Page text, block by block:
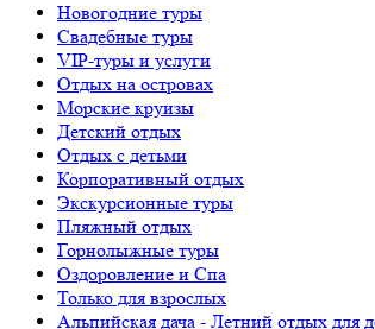
Новогодние туры
Свадебные туры
VIP-туры и услуги
Отдых на островах
Морские круизы
Детский отдых
Отдых с детьми
Корпоративный отдых
Экскурсионные туры
Пляжный отдых
Горнолыжные туры
Оздоровление и Спа
Только для взрослых
Альпийская дача - Летний отдых для